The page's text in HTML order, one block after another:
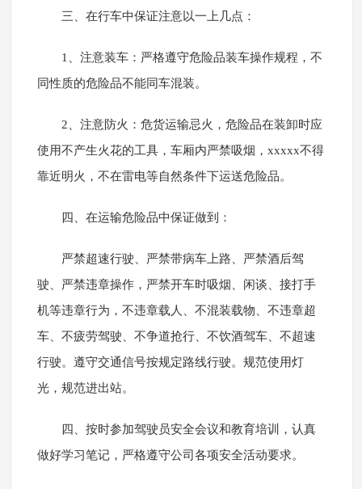
三、在行车中保证注意以一上几点：
1、注意装车：严格遵守危险品装车操作规程，不
同性质的危险品不能同车混装。
2、注意防火：危货运输忌火，危险品在装卸时应
使用不产生火花的工具，车厢内严禁吸烟，xxxxx不得
靠近明火，不在雷电等自然条件下运送危险品。
四、在运输危险品中保证做到：
严禁超速行驶、严禁带病车上路、严禁酒后驾
驶、严禁违章操作，严禁开车时吸烟、闲谈、接打手
机等违章行为，不违章载人、不混装载物、不违章超
车、不疲劳驾驶、不争道抢行、不饮酒驾车、不超速
行驶。遵守交通信号按规定路线行驶。规范使用灯
光，规范进出站。
四、按时参加驾驶员安全会议和教育培训，认真
做好学习笔记，严格遵守公司各项安全活动要求。